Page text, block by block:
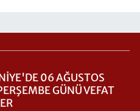
06 AĞUSTOS
GÜNÜ VEFAT